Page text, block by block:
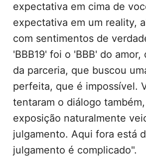
expectativa em cima de
expectativa em um reality,
com sentimentos de
'BBB19' foi o 'BBB' do amor,
da parceria, que buscou
perfeita, que é impossível.
tentaram o diálogo
exposição naturalmente
julgamento. Aqui fora está
julgamento é complicado".